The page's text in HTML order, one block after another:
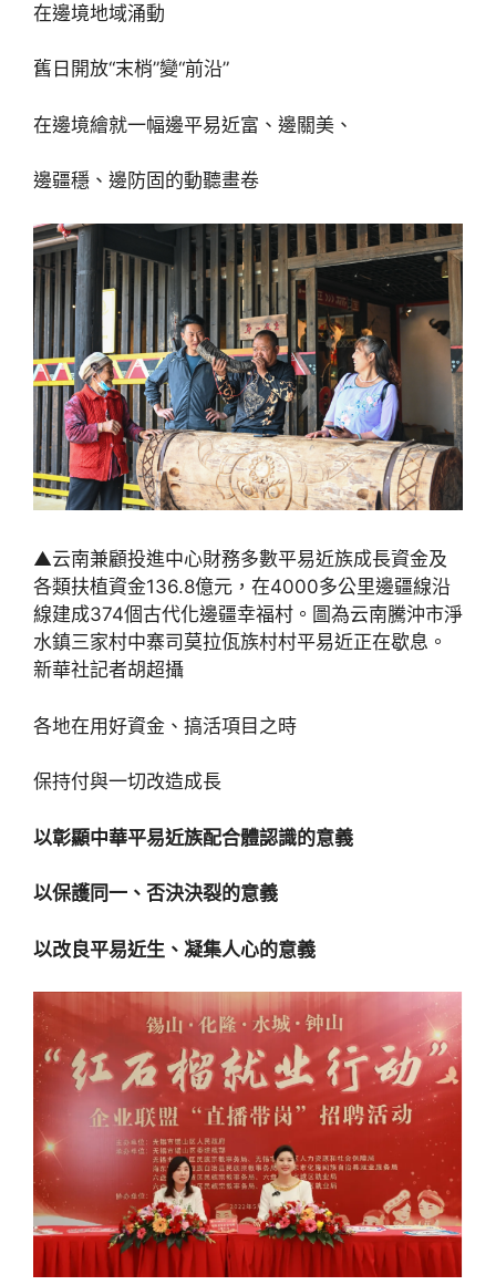
在邊境地域涌動
舊日開放“末梢”變“前沿”
在邊境繪就一幅邊平易近富、邊關美、
邊疆穩、邊防固的動聽畫卷
▲云南兼顧投進中心財務多數平易近族成長資金及
各類扶植資金136.8億元，在4000多公里邊疆線沿
線建成374個古代化邊疆幸福村。圖為云南騰沖市淨
水鎮三家村中寨司莫拉佤族村村平易近正在歇息。
新華社記者胡超攝
各地在用好資金、搞活項目之時
保持付與一切改造成長
以彰顯中華平易近族配合體認識的意義
以保護同一、否決決裂的意義
以改良平易近生、凝集人心的意義